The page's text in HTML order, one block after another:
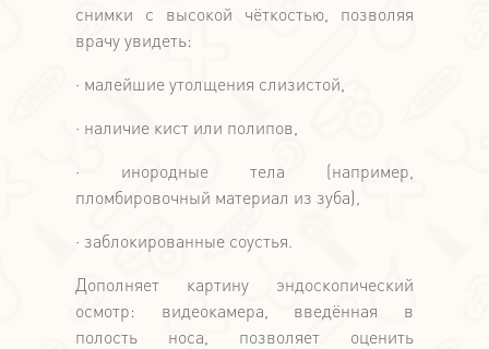
снимки с высокой чёткостью, позволяя
врачу увидеть:
· малейшие утолщения слизистой,
· наличие кист или полипов,
· инородные тела (например,
пломбировочный материал из зуба),
· заблокированные соустья.
Дополняет картину эндоскопический
осмотр: видеокамера, введённая в
полость носа, позволяет оценить